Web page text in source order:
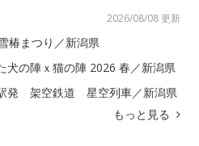
2026/08/08 更新
椿まつり／新潟県
犬の陣ｘ猫の陣 2026 春／新潟県
発 架空鉄道 星空列車／新潟県
もっと見る